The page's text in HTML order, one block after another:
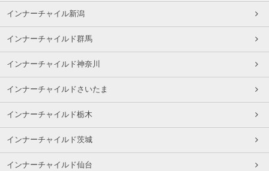
インナーチャイル新潟
インナーチャイルド群馬
インナーチャイルド神奈川
インナーチャイルドさいたま
インナーチャイルド栃木
インナーチャイルド茨城
インナーチャイルド仙台